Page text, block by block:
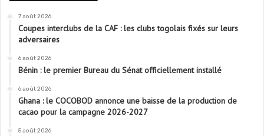
7 août 2026
Coupes interclubs de la CAF : les clubs togolais fixés sur leurs
adversaires
6 août 2026
Bénin : le premier Bureau du Sénat officiellement installé
6 août 2026
Ghana : le COCOBOD annonce une baisse de la production de
cacao pour la campagne 2026-2027
5 août 2026